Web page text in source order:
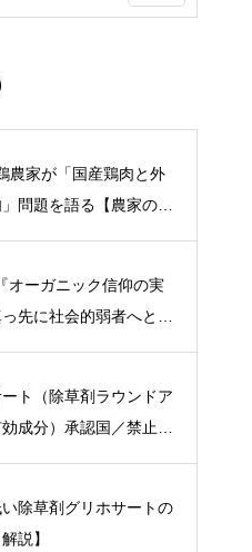
農家が「国産鶏肉と外
問題を語る【農家の本
問題）を語る】
オーガニック信仰の実
先に社会的弱者へと向
ーガニック問題研究会
ト（除草剤ラウンドア
成分）承認国／禁止国
除草剤グリホサートの
説】